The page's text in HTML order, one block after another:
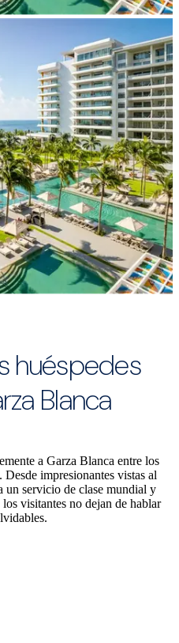
huéspedes
Blanca
a Garza Blanca entre los
impresionantes vistas al
un servicio de clase mundial y
visitantes no dejan de hablar